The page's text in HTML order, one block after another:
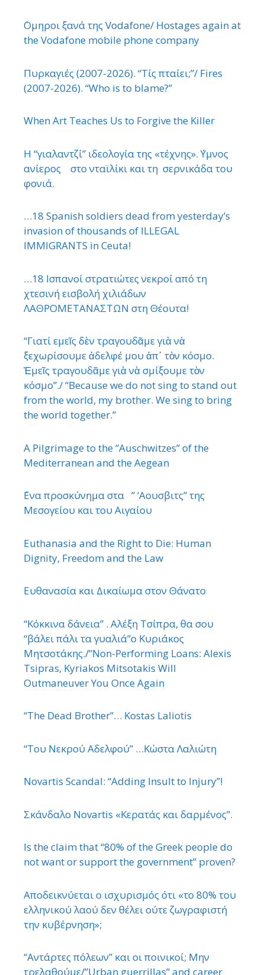
΄Ομηροι ξανά της Vodafone/ Hostages again at
the Vodafone mobile phone company
Πυρκαγιές (2007-2026). “Τίς πταίει;”/ Fires
(2007-2026). “Who is to blame?”
When Art Teaches Us to Forgive the Killer
Η “γιαλαντζί” ιδεολογία της «τέχνης». ΄Υμνος
ανίερος στο νταϊλίκι και τη σερνικάδα του
φονιά.
…18 Spanish soldiers dead from yesterday’s
invasion of thousands of ILLEGAL
IMMIGRANTS in Ceuta!
…18 Ισπανοί στρατιώτες νεκροί από τη
χτεσινή εισβολή χιλιάδων
ΛΑΘΡΟΜΕΤΑΝΑΣΤΩΝ στη Θέουτα!
“Γιατί εμεῖς δὲν τραγουδᾶμε γιὰ νὰ
ξεχωρίσουμε ἀδελφέ μου ἀπ᾿ τὸν κόσμο.
Ἐμεῖς τραγουδᾶμε γιὰ νὰ σμίξουμε τὸν
κόσμο”./ “Because we do not sing to stand out
from the world, my brother. We sing to bring
the world together.”
A Pilgrimage to the “Auschwitzes” of the
Mediterranean and the Aegean
΄Ενα προσκύνημα στα ” ‘Αουσβιτς” της
Μεσογείου και του Αιγαίου
Euthanasia and the Right to Die: Human
Dignity, Freedom and the Law
Ευθανασία και Δικαίωμα στον Θάνατο
“Κόκκινα δάνεια” . Αλέξη Τσίπρα, θα σου
“βάλει πάλι τα γυαλιά”ο Κυριάκος
Μητσοτάκης./”Non-Performing Loans: Alexis
Tsipras, Kyriakos Mitsotakis Will
Outmaneuver You Once Again
“The Dead Brother”… Kostas Laliotis
“Του Νεκρού Αδελφού” …Κώστα Λαλιώτη
Novartis Scandal: “Adding Insult to Injury”!
Σκάνδαλο Novartis «Κερατάς και δαρμένος”.
Is the claim that “80% of the Greek people do
not want or support the government” proven?
Αποδεικνύεται ο ισχυρισμός ότι «το 80% του
ελληνικού λαού δεν θέλει ούτε ζωγραφιστή
την κυβέρνηση»;
“Αντάρτες πόλεων” και οι ποινικοί; Μην
τρελαθούμε/”Urban guerrillas” and career